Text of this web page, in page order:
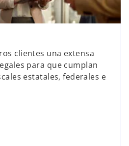
clientes una extensa
para que cumplan
estatales, federales e